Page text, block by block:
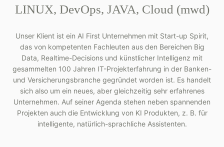
LINUX, DevOps, JAVA, Cloud (mwd)
Unser Klient ist ein AI First Unternehmen mit Start-up Spirit,
das von kompetenten Fachleuten aus den Bereichen Big
Data, Realtime-Decisions und künstlicher Intelligenz mit
gesammelten 100 Jahren IT-Projekterfahrung in der Banken-
und Versicherungsbranche gegründet worden ist. Es handelt
sich also um ein neues, aber gleichzeitig sehr erfahrenes
Unternehmen. Auf seiner Agenda stehen neben spannenden
Projekten auch die Entwicklung von KI Produkten, z. B. für
intelligente, natürlich-sprachliche Assistenten.